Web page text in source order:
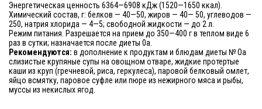
Энергетическая ценность 6364—6908 кДж (1520—1650 ккал).
Химический состав, г: белков — 40—50, жиров — 40— 50, углеводов —
250, натрия хлорида — 4—5; свободной жидкости — до 2 л
Режим питания. Разрешается на прием до 350—400 г в теплом виде 6
раз в сутки; назначается после диеты 0а.
Рекомендуются: в дополнение к продуктам и блюдам диеты № Оа
слизистые крупяные супы на овощном отваре, жидкие протертые
каши из круп (гречневой, риса, геркулеса), паровой белковый омлет,
яйцо всмятку, паровое суфле или пюре из нежирного мяса и рыбы,
муссы из некислых ягод.